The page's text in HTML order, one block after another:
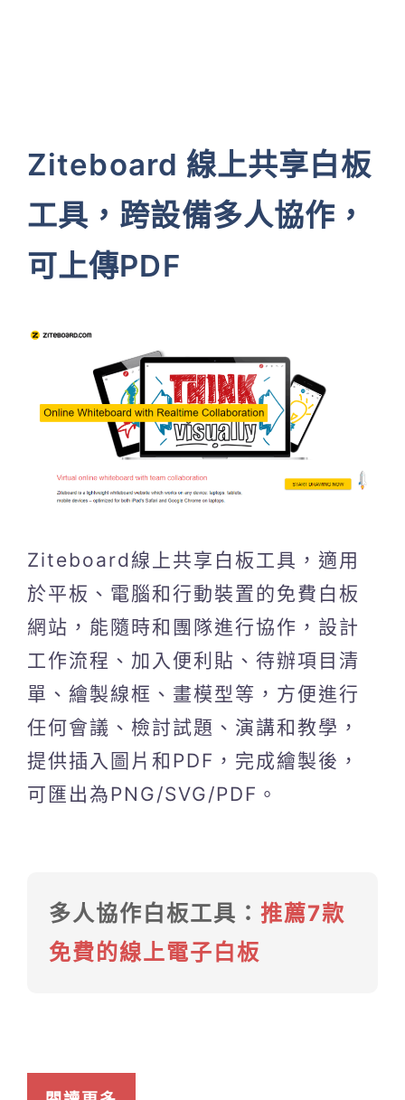
Ziteboard 線上共享白板
工具，跨設備多人協作，
可上傳PDF
Ziteboard線上共享白板工具，適用
於平板、電腦和行動裝置的免費白板
網站，能隨時和團隊進行協作，設計
工作流程、加入便利貼、待辦項目清
單、繪製線框、畫模型等，方便進行
任何會議、檢討試題、演講和教學，
提供插入圖片和PDF，完成繪製後，
可匯出為PNG/SVG/PDF。
多人協作白板工具： 推薦7款
免費的線上電子白板